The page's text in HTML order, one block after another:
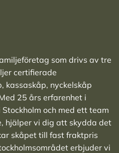
som drivs av tre
certifierade
, kassaskåp, nyckelskåp
25 års erfarenhet i
och med ett team
hjälper vi dig att skydda det
skåpet till fast fraktpris
erbjuder vi